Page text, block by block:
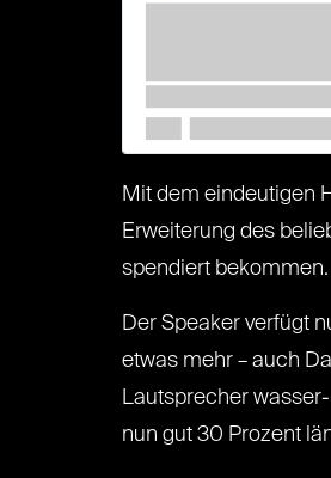
Mit dem eindeutigen
Erweiterung des
spendiert bekommen.
Der Speaker verfügt
etwas mehr – auch
Lautsprecher
nun gut 30 Prozent